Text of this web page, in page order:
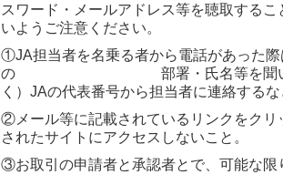
スワード・メールアドレス等を聴取する
いようご注意ください。
①JA担当者を名乗る者から電話があった
の 部署・氏名等を聞いたうえ、
く）JAの代表番号から担当者に連絡する
②メール等に記載されているリンクをクリ
されたサイトにアクセスしないこと。
③お取引の申請者と承認者とで、可能な限